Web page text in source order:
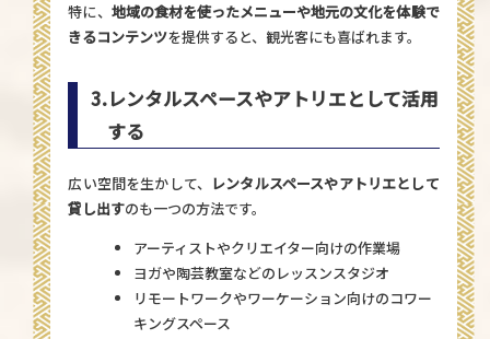
特に、 地域の食材を使ったメニューや地元の文化を体験で
きるコンテンツを提供すると、観光客にも喜ばれます。
3.レンタルスペースやアトリエとして活用
する
広い空間を生かして、 レンタルスペースやアトリエとして
貸し出すのも一つの方法です。
アーティストやクリエイター向けの作業場
ヨガや陶芸教室などのレッスンスタジオ
リモートワークやワーケーション向けのコワー
キングスペース